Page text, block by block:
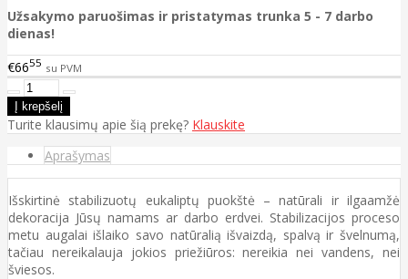
Užsakymo paruošimas ir pristatymas trunka 5 - 7 darbo
dienas!
€6655 su PVM
Turite klausimų apie šią prekę? Klauskite
Aprašymas
Išskirtinė stabilizuotų eukaliptų puokštė – natūrali ir ilgaamžė
dekoracija Jūsų namams ar darbo erdvei. Stabilizacijos proceso
metu augalai išlaiko savo natūralią išvaizdą, spalvą ir švelnumą,
tačiau nereikalauja jokios priežiūros: nereikia nei vandens, nei
šviesos.